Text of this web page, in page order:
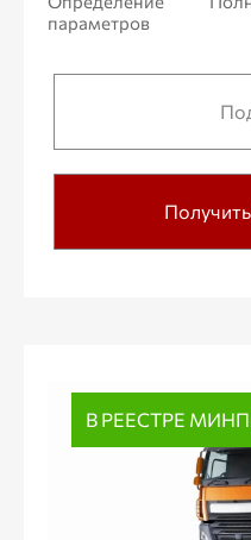
параметров
В РЕЕСТРЕ